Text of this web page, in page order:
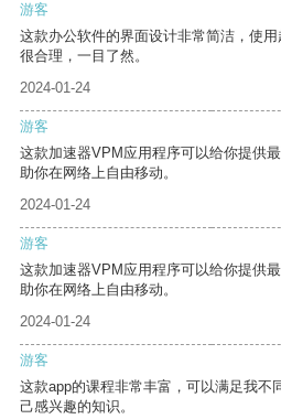
游客
这款办公软件的界面设计非常简洁，使
很合理，一目了然。
2024-01-24
游客
这款加速器VPM应用程序可以给你提供
助你在网络上自由移动。
2024-01-24
游客
这款加速器VPM应用程序可以给你提供
助你在网络上自由移动。
2024-01-24
游客
这款app的课程非常丰富，可以满足我不
己感兴趣的知识。